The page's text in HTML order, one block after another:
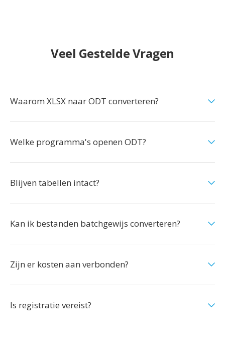
Veel Gestelde Vragen
Waarom XLSX naar ODT converteren?
Welke programma's openen ODT?
Blijven tabellen intact?
Kan ik bestanden batchgewijs converteren?
Zijn er kosten aan verbonden?
Is registratie vereist?